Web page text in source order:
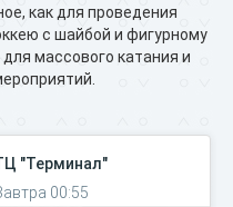
как для проведения
с шайбой и фигурному
массового катания и
"Терминал"
00:55